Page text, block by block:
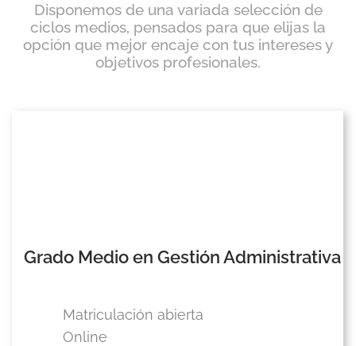
Disponemos de una variada selección de
ciclos medios, pensados para que elijas la
opción que mejor encaje con tus intereses y
objetivos profesionales.
Grado Medio en Gestión Administrativa
Matriculación abierta
Online